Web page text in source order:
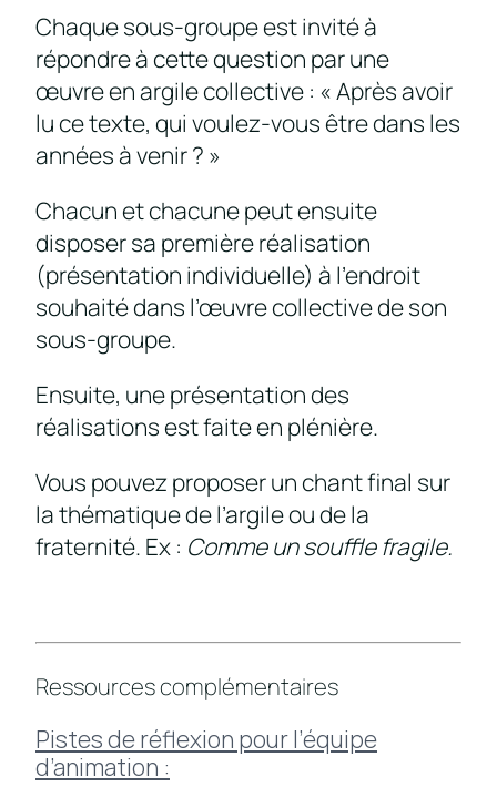
Chaque sous-groupe est invité à
répondre à cette question par une
œuvre en argile collective : « Après avoir
lu ce texte, qui voulez-vous être dans les
années à venir ? »
Chacun et chacune peut ensuite
disposer sa première réalisation
(présentation individuelle) à l’endroit
souhaité dans l’œuvre collective de son
sous-groupe.
Ensuite, une présentation des
réalisations est faite en plénière.
Vous pouvez proposer un chant final sur
la thématique de l’argile ou de la
fraternité. Ex : Comme un souffle fragile.
Ressources complémentaires
Pistes de réflexion pour l’équipe
d’animation :